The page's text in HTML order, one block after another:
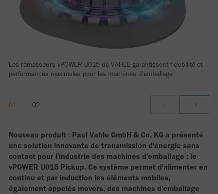
Les ramasseurs vPOWER U015 de VAHLE garantissent flexibilité et
performances maximales pour les machines d'emballage
Nouveau produit : Paul Vahle GmbH & Co. KG a présenté
une solution innovante de transmission d'énergie sans
contact pour l'industrie des machines d'emballage : le
vPOWER U015 Pickup. Ce système permet d'alimenter en
continu et par induction les éléments mobiles,
également appelés movers, des machines d'emballage